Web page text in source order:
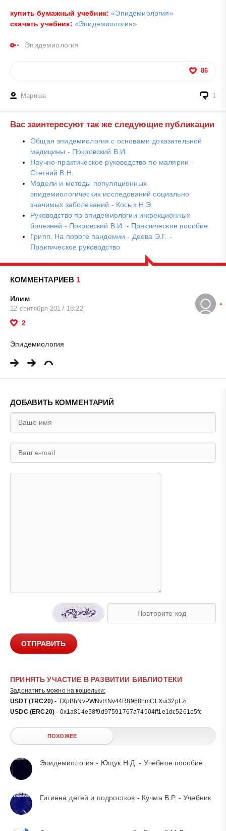
купить бумажный учебник: «Эпидемиология»
скачать учебник: «Эпидемиология»
Эпидемиология
86
Мариша 1
Вас заинтересуют так же следующие публикации
Общая эпидемиология с основами доказательной
медицины - Покровский В.И.
Научно-практическое руководство по малярии -
Стегний В.Н.
Модели и методы популяционных
эпидемиологических исследований социально
значимых заболеваний - Косых Н.Э.
Руководство по эпидемиологии инфекционных
болезней - Покровский В.И. - Практическое пособие
Грипп. На пороге пандемии - Деева Э.Г. -
Практическое руководство
КОММЕНТАРИЕВ 1
Илим
12 сентября 2017 18:22
2
Эпидемиология
ДОБАВИТЬ КОММЕНТАРИЙ
ОТПРАВИТЬ
ПРИНЯТЬ УЧАСТИЕ В РАЗВИТИИ БИБЛИОТЕКИ
Задонатить можно на кошельки:
USDT (TRC20) - TXpBhNvPWNvHNv44R8968hmCLXui32pLzi
USDC (ERC20) - 0x1a814e58f9d97591767a74904ff1e1dc5261e5fc
ПОХОЖЕЕ
Эпидемиология - Ющук Н.Д. - Учебное пособие
Гигиена детей и подростков - Кучма В.Р. - Учебник